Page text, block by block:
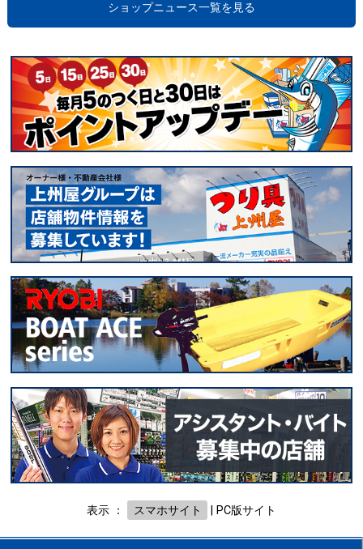
ショップニュース一覧を見る
表示 ： スマホサイト PC版サイト